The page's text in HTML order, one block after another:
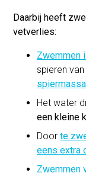
Daarbij heeft
vetverlies:
Zwemmen
spieren
Het water
een kleine
Doorte
eens extra
Zwemmen